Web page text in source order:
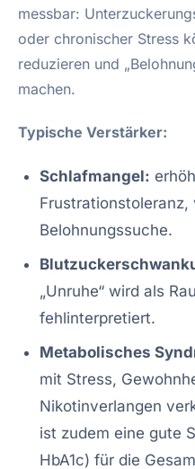
messbar:
oder chronischer Stress
reduzieren und
machen.
Typische Verstärker:
Schlafmangel:
Frustrationstoleranz,
Belohnungssuche.
„Unruhe“ wird als
fehlinterpretiert.
Metabolisches
mit Stress,
Nikotinverlangen
ist zudem eine gute
HbA1c) für die